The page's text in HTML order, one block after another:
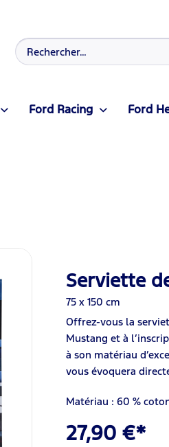
Ford Racing Ford
Serviette
75 x 150 cm
Offrez-vous la
Mustang et à
à son matériau
vous évoquera
Matériau : 60 %
27,90 €*